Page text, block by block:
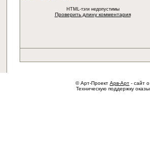
HTML-тэги недопустимы
Проверить длину комментария
© Арт-Проект Арв-Арт - сайт
Техническую поддержку